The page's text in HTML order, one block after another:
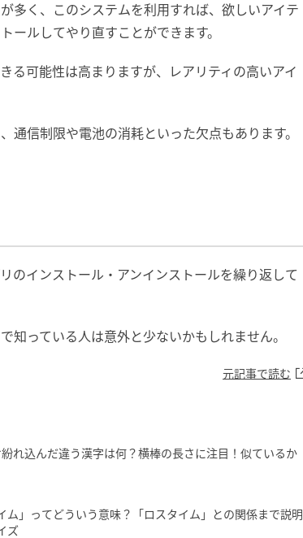
多く、このシステムを利用すれば、欲しいアイテ
ールしてやり直すことができます。
る可能性は高まりますが、レアリティの高いアイ
通信制限や電池の消耗といった欠点もあります。
のインストール・アンインストールを繰り返して
知っている人は意外と少ないかもしれません。
元記事で読む
紛れ込んだ違う漢字は何？横棒の長さに注目！似ているか
ム」ってどういう意味？「ロスタイム」との関係まで説明
ズ